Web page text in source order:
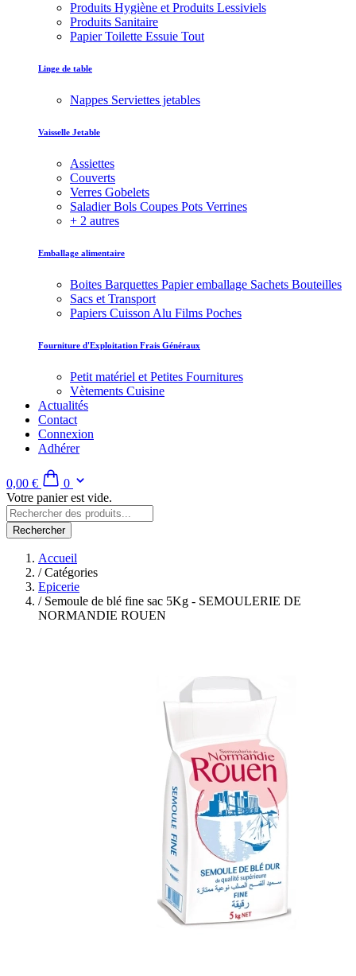
Produits Hygiène et Produits Lessiviels
Produits Sanitaire
Papier Toilette Essuie Tout
Linge de table
Nappes Serviettes jetables
Vaisselle Jetable
Assiettes
Couverts
Verres Gobelets
Saladier Bols Coupes Pots Verrines
+ 2 autres
Emballage alimentaire
Boites Barquettes Papier emballage Sachets Bouteilles
Sacs et Transport
Papiers Cuisson Alu Films Poches
Fourniture d'Exploitation Frais Généraux
Petit matériel et Petites Fournitures
Vètements Cuisine
Actualités
Contact
Connexion
Adhérer
0,00 €
0
Votre panier est vide.
Rechercher
Accueil
/Catégories
Epicerie
/Semoule de blé fine sac 5Kg - SEMOULERIE DE
NORMANDIE ROUEN